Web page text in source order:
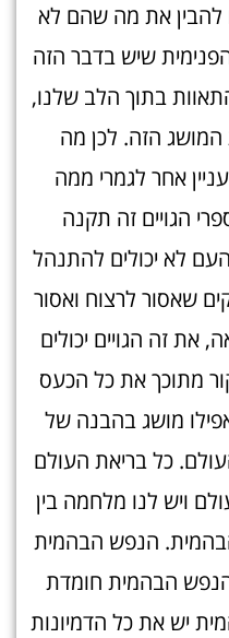
להבין את מה שהם לא
שיש בדבר הזה
בתוך הלב שלנו,
המושג הזה. לכן מה
אחר לגמרי ממה
הגויים זה תקנה
לא יכולים להתנהל
שאסור לרצוח ואסור
את זה הגויים יכולים
מתוכך את כל הכעס
מושג בהבנה של
כל בריאת העולם
ויש לנו מלחמה בין
הנפש הבהמית
הבהמית חומדת
יש את כל הדמיונות